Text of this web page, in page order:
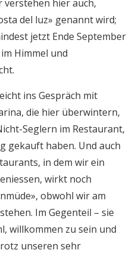
verstehen hier auch,
del luz» genannt wird;
jetzt Ende September
Himmel und
ins Gespräch mit
die hier überwintern,
Seglern im Restaurant,
gekauft haben. Und auch
in dem wir ein
wirkt noch
obwohl wir am
Im Gegenteil – sie
willkommen zu sein und
unseren sehr